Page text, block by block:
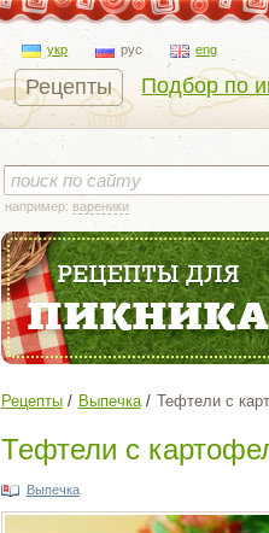
укр рус eng
Рецепты Подбор по
например: вареники
Рецепты Выпечка Тефтели с
Тефтели с
Выпечка